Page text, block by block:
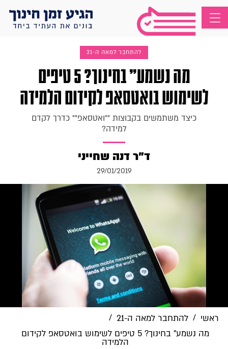
להתחבר למאה ה-21
מה נשמע" בחינוך? 5 טיפים
לשימוש בואטסאפ לקידום הלמידה
כיצד משתמשים בקבוצות ""ואטסאפ"" כדרך לקדם
למידה?
ד"ר דנה שחייני
29/01/2019
ראשי / להתחבר למאה ה-21
/
מה נשמע" בחינוך? 5 טיפים לשימוש בואטסאפ לקידום
הלמידה